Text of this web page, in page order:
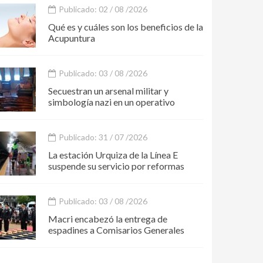
Publicado: 02 / 08 /2026
Qué es y cuáles son los beneficios de la
Acupuntura
Publicado: 03 / 08 /2026
Secuestran un arsenal militar y
simbología nazi en un operativo
Publicado: 31 / 07 /2026
La estación Urquiza de la Línea E
suspende su servicio por reformas
Publicado: 03 / 08 /2026
Macri encabezó la entrega de
espadines a Comisarios Generales